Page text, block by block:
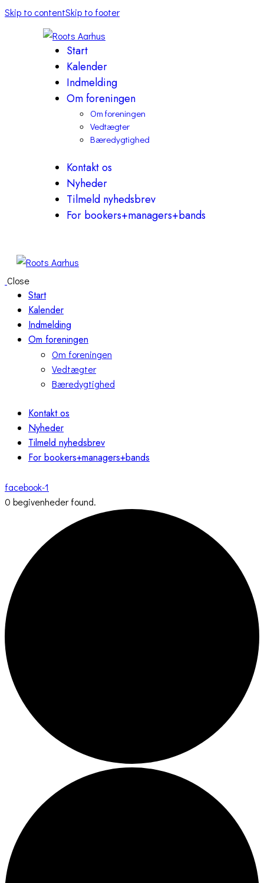
Skip to contentSkip to footer
Start
Kalender
Indmelding
Om foreningen
Om foreningen
Vedtægter
Bæredygtighed
Kontakt os
Nyheder
Tilmeld nyhedsbrev
For bookers+managers+bands
Close
Start
Kalender
Indmelding
Om foreningen
Om foreningen
Vedtægter
Bæredygtighed
Kontakt os
Nyheder
Tilmeld nyhedsbrev
For bookers+managers+bands
facebook-1
0 begivenheder found.